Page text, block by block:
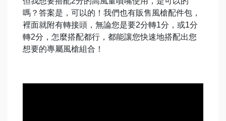
嗎？答案是，可以的！我們也有販售風槍配件包，
裡面就附有轉接頭，無論您是要2分轉1分，或1分
轉2分，怎麼搭配都行，都能讓您快速地搭配出您
想要的專屬風槍組合！